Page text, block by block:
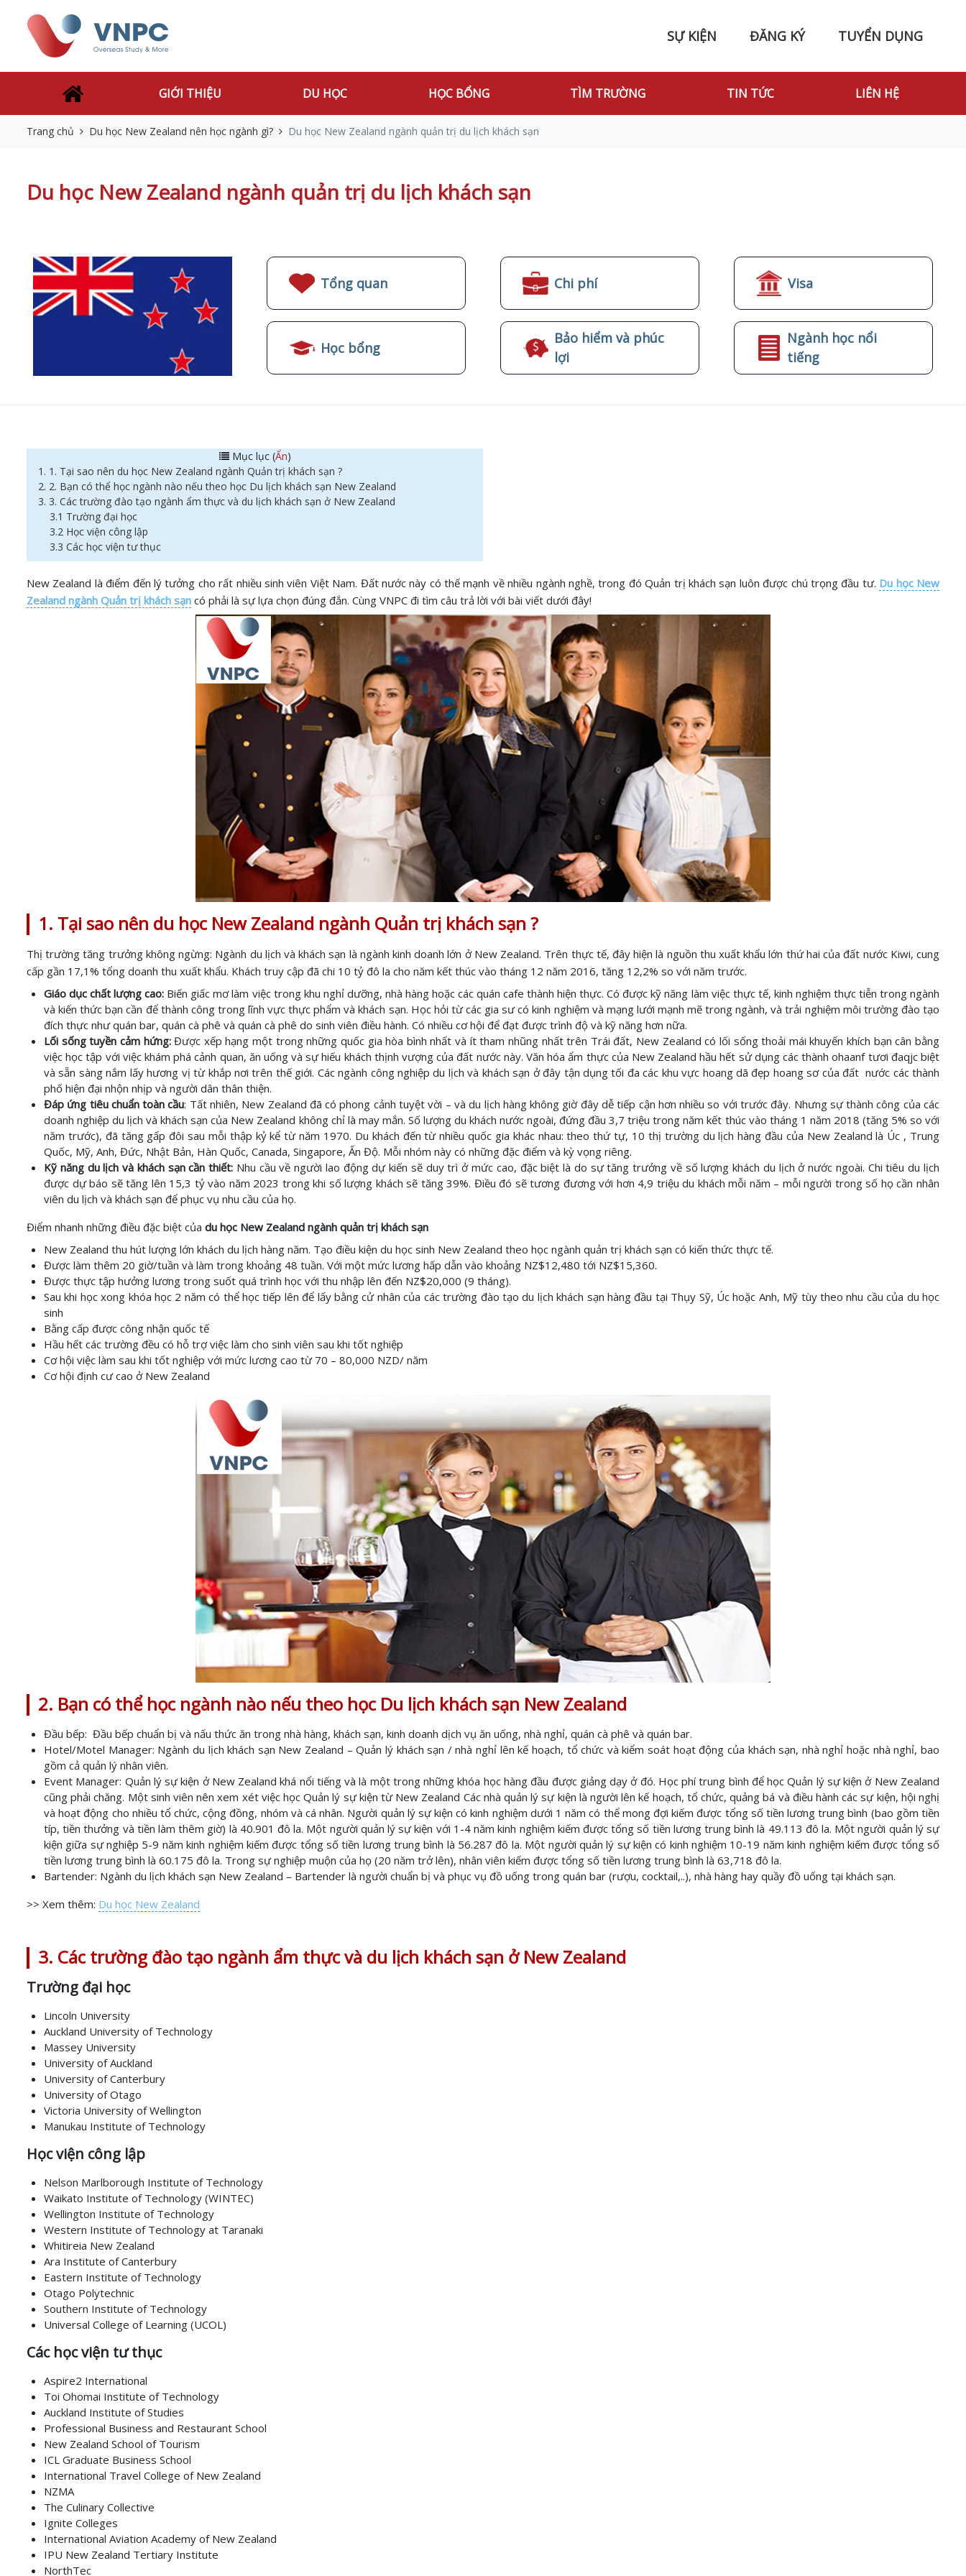
SỰ KIỆN ĐĂNG KÝ TUYỂN DỤNG
GIỚI THIỆU DU HỌC HỌC BỔNG TÌM TRƯỜNG TIN TỨC LIÊN HỆ
Trang chủ Du học New Zealand nên học ngành gì? Du học New Zealand ngành quản trị du lịch khách sạn
Du học New Zealand ngành quản trị du lịch khách sạn
Tổng quan
Học bổng
Chi phí
Bảo hiểm và phúc
lợi
Visa
Ngành học nổi
tiếng
Mục lục (Ẩn)
1. 1. Tại sao nên du học New Zealand ngành Quản trị khách sạn ?
2. 2. Bạn có thể học ngành nào nếu theo học Du lịch khách sạn New Zealand
3. 3. Các trường đào tạo ngành ẩm thực và du lịch khách sạn ở New Zealand
3.1 Trường đại học
3.2 Học viện công lập
3.3 Các học viện tư thục
New Zealand là điểm đến lý tưởng cho rất nhiều sinh viên Việt Nam. Đất nước này có thế mạnh về nhiều ngành nghề, trong đó Quản trị khách sạn luôn được chú trọng đầu tư. Du học New
Zealand ngành Quản trị khách sạn có phải là sự lựa chọn đúng đắn. Cùng VNPC đi tìm câu trả lời với bài viết dưới đây!
1. Tại sao nên du học New Zealand ngành Quản trị khách sạn ?
Thị trường tăng trưởng không ngừng: Ngành du lịch và khách sạn là ngành kinh doanh lớn ở New Zealand. Trên thực tế, đây hiện là nguồn thu xuất khẩu lớn thứ hai của đất nước Kiwi, cung
cấp gần 17,1% tổng doanh thu xuất khẩu. Khách truy cập đã chi 10 tỷ đô la cho năm kết thúc vào tháng 12 năm 2016, tăng 12,2% so với năm trước.
Giáo dục chất lượng cao: Biến giấc mơ làm việc trong khu nghỉ dưỡng, nhà hàng hoặc các quán cafe thành hiện thực. Có được kỹ năng làm việc thực tế, kinh nghiệm thực tiễn trong ngành
và kiến thức bạn cần để thành công trong lĩnh vực thực phẩm và khách sạn. Học hỏi từ các gia sư có kinh nghiệm và mạng lưới mạnh mẽ trong ngành, và trải nghiệm môi trường đào tạo
đích thực như quán bar, quán cà phê và quán cà phê do sinh viên điều hành. Có nhiều cơ hội để đạt được trình độ và kỹ năng hơn nữa.
Lối sống tuyền cảm hứng:Được xếp hạng một trong những quốc gia hòa bình nhất và ít tham nhũng nhất trên Trái đất, New Zealand có lối sống thoải mái khuyến khích bạn cân bằng
việc học tập với việc khám phá cảnh quan, ăn uống và sự hiếu khách thịnh vượng của đất nước này. Văn hóa ẩm thực của New Zealand hầu hết sử dụng các thành ohaanf tươi đaqjc biệt
và sẵn sàng nắm lấy hương vị từ khắp nơi trên thế giới. Các ngành công nghiệp du lịch và khách sạn ở đây tận dụng tối đa các khu vực hoang dã đẹp hoang sơ của đất nước các thành
phố hiện đại nhộn nhịp và người dân thân thiện.
Đáp ứng tiêu chuẩn toàn cầu: Tất nhiên, New Zealand đã có phong cảnh tuyệt vời – và du lịch hàng không giờ đây dễ tiếp cận hơn nhiều so với trước đây. Nhưng sự thành công của các
doanh nghiệp du lịch và khách sạn của New Zealand không chỉ là may mắn. Số lượng du khách nước ngoài, đứng đầu 3,7 triệu trong năm kết thúc vào tháng 1 năm 2018 (tăng 5% so với
năm trước), đã tăng gấp đôi sau mỗi thập kỷ kể từ năm 1970. Du khách đến từ nhiều quốc gia khác nhau: theo thứ tự, 10 thị trường du lịch hàng đầu của New Zealand là Úc , Trung
Quốc, Mỹ, Anh, Đức, Nhật Bản, Hàn Quốc, Canada, Singapore, Ấn Độ. Mỗi nhóm này có những đặc điểm và kỳ vọng riêng.
Kỹ năng du lịch và khách sạn cần thiết: Nhu cầu về người lao động dự kiến sẽ duy trì ở mức cao, đặc biệt là do sự tăng trưởng về số lượng khách du lịch ở nước ngoài. Chi tiêu du lịch
được dự báo sẽ tăng lên 15,3 tỷ vào năm 2023 trong khi số lượng khách sẽ tăng 39%. Điều đó sẽ tương đương với hơn 4,9 triệu du khách mỗi năm – mỗi người trong số họ cần nhân
viên du lịch và khách sạn để phục vụ nhu cầu của họ.
Điểm nhanh những điều đặc biệt của du học New Zealand ngành quản trị khách sạn
New Zealand thu hút lượng lớn khách du lịch hàng năm. Tạo điều kiện du học sinh New Zealand theo học ngành quản trị khách sạn có kiến thức thực tế.
Được làm thêm 20 giờ/tuần và làm trong khoảng 48 tuần. Với một mức lương hấp dẫn vào khoảng NZ$12,480 tới NZ$15,360.
Được thực tập hưởng lương trong suốt quá trình học với thu nhập lên đến NZ$20,000 (9 tháng).
Sau khi học xong khóa học 2 năm có thể học tiếp lên để lấy bằng cử nhân của các trường đào tạo du lịch khách sạn hàng đầu tại Thụy Sỹ, Úc hoặc Anh, Mỹ tùy theo nhu cầu của du học
sinh
Bằng cấp được công nhận quốc tế
Hầu hết các trường đều có hỗ trợ việc làm cho sinh viên sau khi tốt nghiệp
Cơ hội việc làm sau khi tốt nghiệp với mức lương cao từ 70 – 80,000 NZD/ năm
Cơ hội định cư cao ở New Zealand
2. Bạn có thể học ngành nào nếu theo học Du lịch khách sạn New Zealand
Đầu bếp: Đầu bếp chuẩn bị và nấu thức ăn trong nhà hàng, khách sạn, kinh doanh dịch vụ ăn uống, nhà nghỉ, quán cà phê và quán bar.
Hotel/Motel Manager: Ngành du lịch khách sạn New Zealand – Quản lý khách sạn / nhà nghỉ lên kế hoạch, tổ chức và kiểm soát hoạt động của khách sạn, nhà nghỉ hoặc nhà nghỉ, bao
gồm cả quản lý nhân viên.
Event Manager: Quản lý sự kiện ở New Zealand khá nổi tiếng và là một trong những khóa học hàng đầu được giảng dạy ở đó. Học phí trung bình để học Quản lý sự kiện ở New Zealand
cũng phải chăng. Một sinh viên nên xem xét việc học Quản lý sự kiện từ New Zealand Các nhà quản lý sự kiện là người lên kế hoạch, tổ chức, quảng bá và điều hành các sự kiện, hội nghị
và hoạt động cho nhiều tổ chức, cộng đồng, nhóm và cá nhân. Người quản lý sự kiện có kinh nghiệm dưới 1 năm có thể mong đợi kiếm được tổng số tiền lương trung bình (bao gồm tiền
típ, tiền thưởng và tiền làm thêm giờ) là 40.901 đô la. Một người quản lý sự kiện với 1-4 năm kinh nghiệm kiếm được tổng số tiền lương trung bình là 49.113 đô la. Một người quản lý sự
kiện giữa sự nghiệp 5-9 năm kinh nghiệm kiếm được tổng số tiền lương trung bình là 56.287 đô la. Một người quản lý sự kiện có kinh nghiệm 10-19 năm kinh nghiệm kiếm được tổng số
tiền lương trung bình là 60.175 đô la. Trong sự nghiệp muộn của họ (20 năm trở lên), nhân viên kiếm được tổng số tiền lương trung bình là 63,718 đô la.
Bartender: Ngành du lịch khách sạn New Zealand – Bartender là người chuẩn bị và phục vụ đồ uống trong quán bar (rượu, cocktail,..), nhà hàng hay quầy đồ uống tại khách sạn.
>> Xem thêm: Du học New Zealand
3. Các trường đào tạo ngành ẩm thực và du lịch khách sạn ở New Zealand
Trường đại học
Lincoln University
Auckland University of Technology
Massey University
University of Auckland
University of Canterbury
University of Otago
Victoria University of Wellington
Manukau Institute of Technology
Học viện công lập
Nelson Marlborough Institute of Technology
Waikato Institute of Technology (WINTEC)
Wellington Institute of Technology
Western Institute of Technology at Taranaki
Whitireia New Zealand
Ara Institute of Canterbury
Eastern Institute of Technology
Otago Polytechnic
Southern Institute of Technology
Universal College of Learning (UCOL)
Các học viện tư thục
Aspire2 International
Toi Ohomai Institute of Technology
Auckland Institute of Studies
Professional Business and Restaurant School
New Zealand School of Tourism
ICL Graduate Business School
International Travel College of New Zealand
NZMA
The Culinary Collective
Ignite Colleges
International Aviation Academy of New Zealand
IPU New Zealand Tertiary Institute
NorthTec